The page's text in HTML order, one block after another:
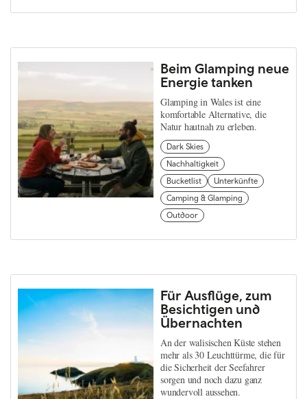
Beim Glamping neue
Energie tanken
Glamping in Wales ist eine
komfortable Alternative, die
Natur hautnah zu erleben.
Dark Skies
Nachhaltigkeit
Bucketlist
Unterkünfte
Camping & Glamping
Outdoor
Für Ausflüge, zum
Besichtigen und
Übernachten
An der walisischen Küste stehen
mehr als 30 Leuchttürme, die für
die Sicherheit der Seefahrer
sorgen und noch dazu ganz
wundervoll aussehen.